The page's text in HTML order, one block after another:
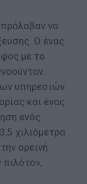
να
Ο ένας
με το
υπηρεσιών
και ένας
ενός
χιλιόμετρα
ορεινή
πιλότο»,